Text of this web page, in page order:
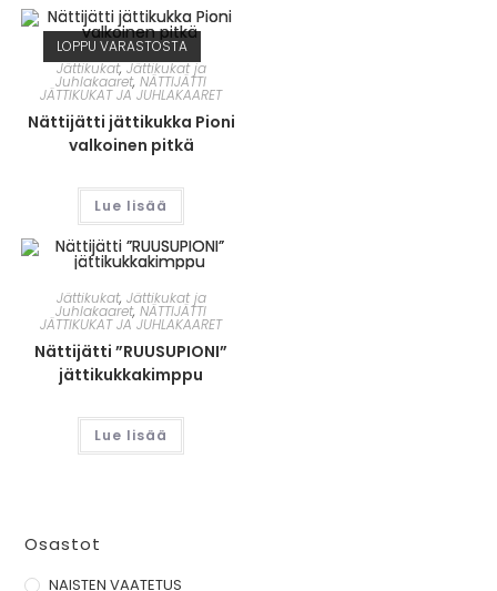
LOPPU VARASTOSTA
Jättikukat,Jättikukat ja
Juhlakaaret,NÄTTIJÄTTI
JÄTTIKUKAT JA JUHLAKAARET
Nättijätti jättikukka Pioni
valkoinen pitkä
Lue lisää
Jättikukat, Jättikukat ja
Juhlakaaret,NÄTTIJÄTTI
JÄTTIKUKAT JA JUHLAKAARET
Nättijätti ”RUUSUPIONI”
jättikukkakimppu
Lue lisää
Osastot
NAISTEN VAATETUS